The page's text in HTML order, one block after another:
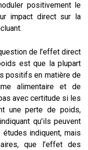
positivement le
impact direct sur la
de l’effet direct
est que la plupart
positifs en matière de
alimentaire et de
avec certitude si les
une perte de poids,
qu’ils peuvent
indiquent, mais
que l’effet des